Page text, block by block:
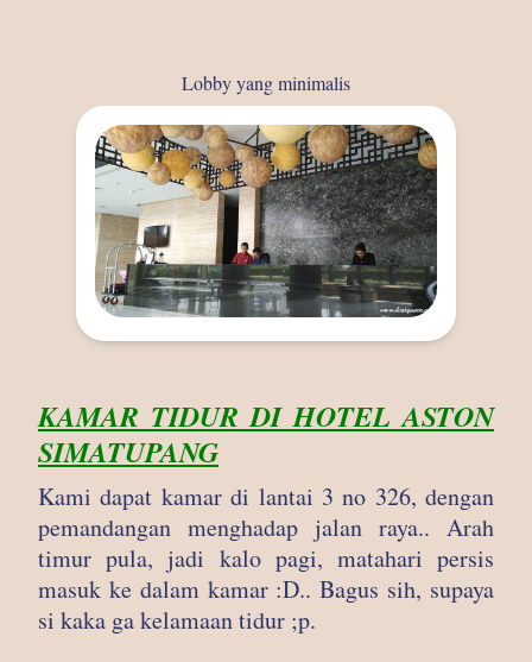
Lobby yang minimalis
KAMAR TIDUR DI HOTEL ASTON
SIMATUPANG
Kami dapat kamar di lantai 3 no 326, dengan
pemandangan menghadap jalan raya.. Arah
timur pula, jadi kalo pagi, matahari persis
masuk ke dalam kamar :D.. Bagus sih, supaya
si kaka ga kelamaan tidur ;p.